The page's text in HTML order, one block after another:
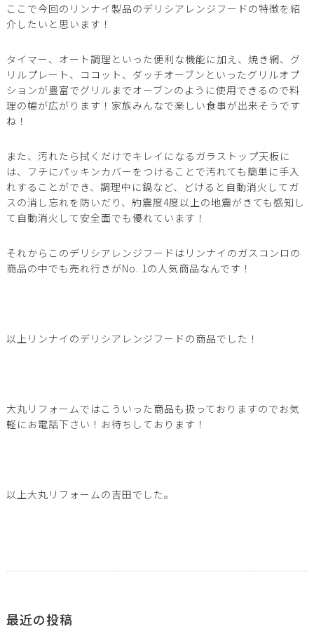
ここで今回のリンナイ製品のデリシアレンジフードの特徴を紹
介したいと思います！
タイマー、オート調理といった便利な機能に加え、焼き網、グ
リルプレート、ココット、ダッチオーブンといったグリルオプ
ションが豊富でグリルまでオーブンのように使用できるので料
理の幅が広がります！家族みんなで楽しい食事が出来そうです
ね！
また、汚れたら拭くだけでキレイになるガラストップ天板に
は、フチにパッキンカバーをつけることで汚れても簡単に手入
れすることができ、調理中に鍋など、どけると自動消火してガ
スの消し忘れを防いだり、約震度4度以上の地震がきても感知し
て自動消火して安全面でも優れています！
それからこのデリシアレンジフードはリンナイのガスコンロの
商品の中でも売れ行きがNo. 1の人気商品なんです！
以上リンナイのデリシアレンジフードの商品でした！
大丸リフォームではこういった商品も扱っておりますのでお気
軽にお電話下さい！お待ちしております！
以上大丸リフォームの吉田でした。
最近の投稿